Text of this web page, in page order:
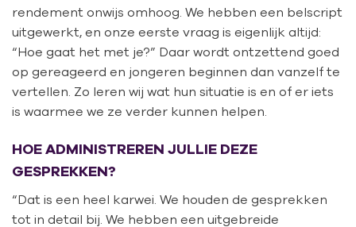
rendement onwijs omhoog. We hebben een belscript
uitgewerkt, en onze eerste vraag is eigenlijk altijd:
“Hoe gaat het met je?” Daar wordt ontzettend goed
op gereageerd en jongeren beginnen dan vanzelf te
vertellen. Zo leren wij wat hun situatie is en of er iets
is waarmee we ze verder kunnen helpen.
HOE ADMINISTREREN JULLIE DEZE
GESPREKKEN?
“Dat is een heel karwei. We houden de gesprekken
tot in detail bij. We hebben een uitgebreide